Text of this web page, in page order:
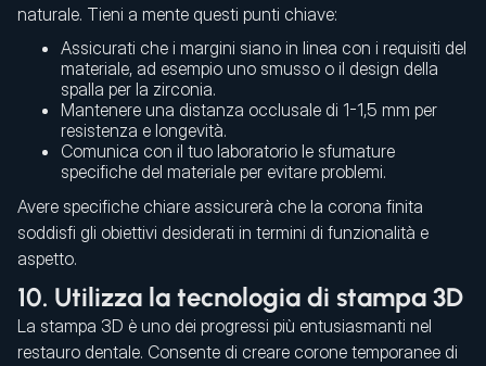
naturale. Tieni a mente questi punti chiave:
Assicurati che i margini siano in linea con i requisiti del
materiale, ad esempio uno smusso o il design della
spalla per la zirconia.
Mantenere una distanza occlusale di 1-1,5 mm per
resistenza e longevità.
Comunica con il tuo laboratorio le sfumature
specifiche del materiale per evitare problemi.
Avere specifiche chiare assicurerà che la corona finita
soddisfi gli obiettivi desiderati in termini di funzionalità e
aspetto.
10. Utilizza la tecnologia di stampa 3D
La stampa 3D è uno dei progressi più entusiasmanti nel
restauro dentale. Consente di creare corone temporanee di